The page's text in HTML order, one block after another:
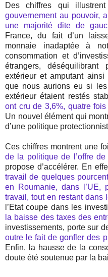
Des chiffres qui
gouvernement au pouvoir,
une majorité dite de
France, du fait d’un
monnaie inadaptée à
consommation et
étrangers, déséquilibrant
extérieur et amputant
que nous aurions eu si
extérieur étaient restés
ont cru de 3,6%, quatre
Un nouvel élément qui
d’une politique
Ces chiffres montrent une
de la politique de l’offre
propose d’accélérer. En
travail de quelques
en Roumanie, dans
travail, tout en restant dans
l’Etat coupe dans les
la baisse des taxes des
investissements, porte sur
outre le fait de gonfler des
Enfin, la hausse de la
doute été soutenue par la